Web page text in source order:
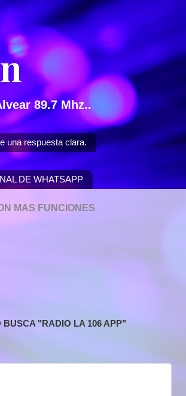
89.7 Mhz..
una respuesta clara.
DE WHATSAPP
MAS FUNCIONES
"RADIO LA 106 APP"